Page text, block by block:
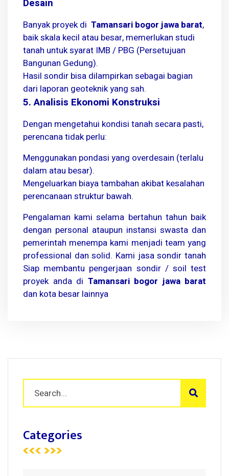
Desain
Banyak proyek di Tamansari bogor jawa barat,
baik skala kecil atau besar, memerlukan studi
tanah untuk syarat IMB / PBG (Persetujuan
Bangunan Gedung).
Hasil sondir bisa dilampirkan sebagai bagian
dari laporan geoteknik yang sah.
5. Analisis Ekonomi Konstruksi
Dengan mengetahui kondisi tanah secara pasti,
perencana tidak perlu:
Menggunakan pondasi yang overdesain (terlalu
dalam atau besar).
Mengeluarkan biaya tambahan akibat kesalahan
perencanaan struktur bawah.
Pengalaman kami selama bertahun tahun baik
dengan personal ataupun instansi swasta dan
pemerintah menempa kami menjadi team yang
professional dan solid. Kami jasa sondir tanah
Siap membantu pengerjaan sondir / soil test
proyek anda di Tamansari bogor jawa barat
dan kota besar lainnya
Categories